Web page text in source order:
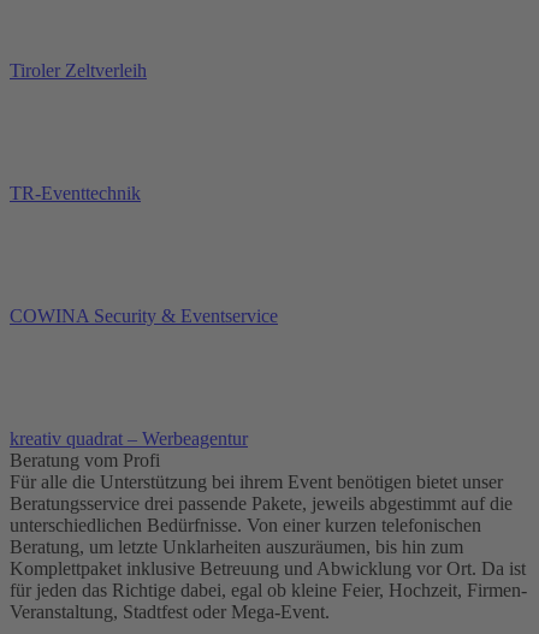
Tiroler Zeltverleih
TR-Eventtechnik
COWINA Security & Eventservice
kreativ quadrat – Werbeagentur
Beratung vom Profi
Für alle die Unterstützung bei ihrem Event benötigen bietet unser
Beratungsservice drei passende Pakete, jeweils abgestimmt auf die
unterschiedlichen Bedürfnisse. Von einer kurzen telefonischen
Beratung, um letzte Unklarheiten auszuräumen, bis hin zum
Komplettpaket inklusive Betreuung und Abwicklung vor Ort. Da ist
für jeden das Richtige dabei, egal ob kleine Feier, Hochzeit, Firmen-
Veranstaltung, Stadtfest oder Mega-Event.